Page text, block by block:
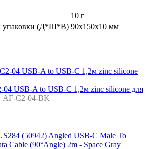
10 г
упаковки (Д*Ш*В) 90х150х10 мм
USB-A to USB-C 1,2м zinc silicone для
AF-C2-04-BK